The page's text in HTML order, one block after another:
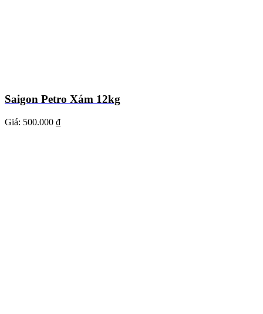
Saigon Petro Xám 12kg
Giá: 500.000 ₫